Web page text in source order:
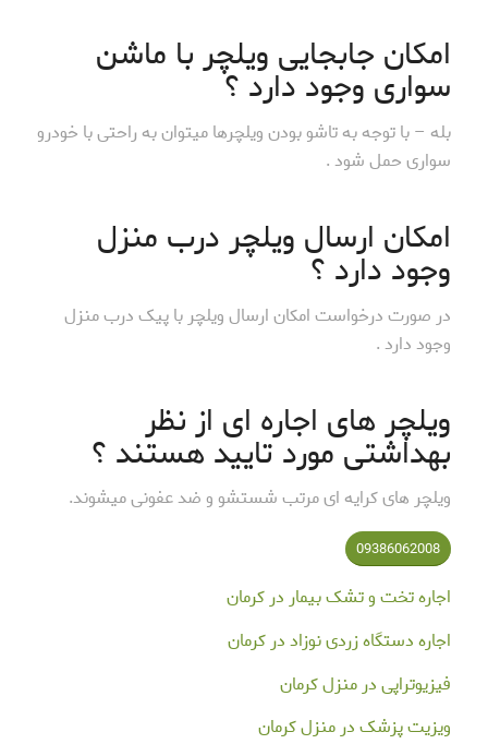
امکان جابجایی ویلچر با ماشن
سواری وجود دارد ؟
بله – با توجه به تاشو بودن ویلچرها میتوان به راحتی با خودرو
سواری حمل شود .
امکان ارسال ویلچر درب منزل
وجود دارد ؟
در صورت درخواست امکان ارسال ویلچر با پیک درب منزل
وجود دارد .
ویلچر های اجاره ای از نظر
بهداشتی مورد تایید هستند ؟
ویلچر های کرایه ای مرتب شستشو و ضد عفونی میشوند.
09386062008
اجاره تخت و تشک بیمار در کرمان
اجاره دستگاه زردی نوزاد در کرمان
فیزیوتراپی در منزل کرمان
ویزیت پزشک در منزل کرمان